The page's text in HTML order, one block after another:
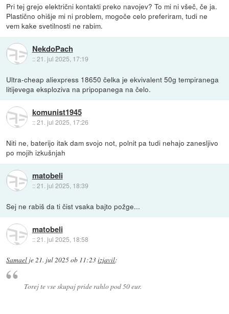
Pri tej grejo električni kontakti preko navojev? To mi ni všeč, če ja.
Plastično ohišje mi ni problem, mogoče celo preferiram, tudi ne
vem kake svetilnosti ne rabim.
NekdoPach
::21. jul 2025, 17:19
Ultra-cheap aliexpress 18650 čelka je ekvivalent 50g tempiranega
litijevega eksploziva na pripopanega na čelo.
komunist1945
::21. jul 2025, 17:26
Niti ne, baterijo itak dam svojo not, polnit pa tudi nehajo zanesljivo
po mojih izkušnjah
matobeli
::21. jul 2025, 18:39
Sej ne rabiš da ti čist vsaka bajto požge...
matobeli
::21. jul 2025, 18:58
Samael je21. jul 2025 ob 11:23izjavil:
Torej te vse skupaj pride rahlo pod 50 eur.